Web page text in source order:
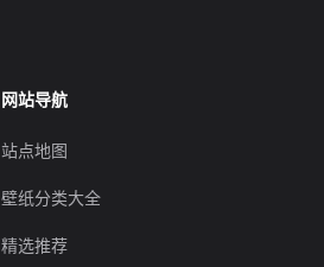
网站导航
站点地图
壁纸分类大全
精选推荐